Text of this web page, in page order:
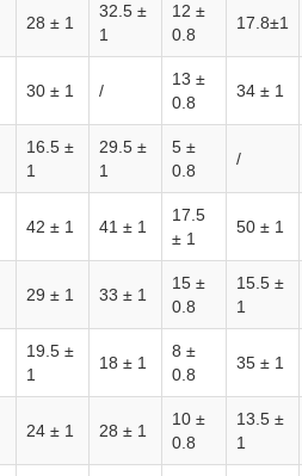
28 ± 1
32.5 ±
1
12 ±
0.8
17.8±1
30 ± 1 /
13 ±
0.8
34 ± 1
16.5 ±
1
29.5 ±
1
5 ±
0.8
/
42 ± 1 41 ± 1
17.5
± 1
50 ± 1
29 ± 1 33 ± 1
15 ±
0.8
15.5 ±
1
19.5 ±
1
18 ± 1
8 ±
0.8
35 ± 1
24 ± 1 28 ± 1
10 ±
0.8
13.5 ±
1